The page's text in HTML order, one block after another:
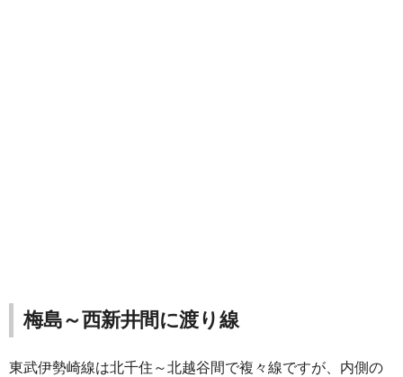
梅島～西新井間に渡り線
東武伊勢崎線は北千住～北越谷間で複々線ですが、内側の